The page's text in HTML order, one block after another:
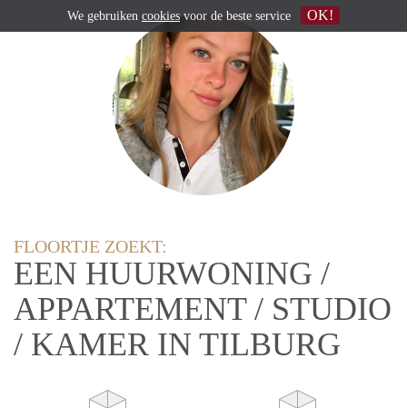
FLOORTJE ZOEKT:
EEN HUURWONING /
APPARTEMENT / STUDIO
/ KAMER IN TILBURG
We gebruiken cookiesvoor de beste service OK!